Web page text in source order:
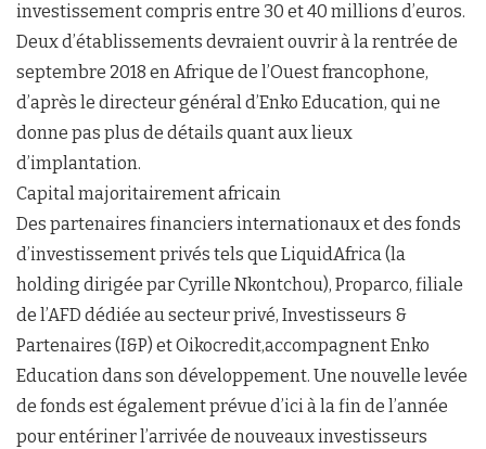
investissement compris entre 30 et 40 millions d’euros.
Deux d’établissements devraient ouvrir à la rentrée de
septembre 2018 en Afrique de l’Ouest francophone,
d’après le directeur général d’Enko Education, qui ne
donne pas plus de détails quant aux lieux
d’implantation.
Capital majoritairement africain
Des partenaires financiers internationaux et des fonds
d’investissement privés tels que LiquidAfrica (la
holding dirigée par Cyrille Nkontchou), Proparco, filiale
de l’AFD dédiée au secteur privé, Investisseurs &
Partenaires (I&P) et Oikocredit,accompagnent Enko
Education dans son développement. Une nouvelle levée
de fonds est également prévue d’ici à la fin de l’année
pour entériner l’arrivée de nouveaux investisseurs